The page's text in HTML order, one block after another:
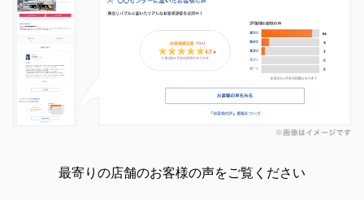
最寄りの店舗のお客様の声をご覧ください